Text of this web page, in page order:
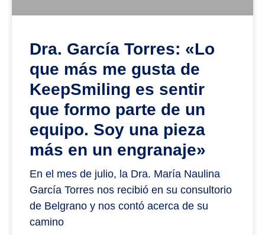
Dra. García Torres: «Lo
que más me gusta de
KeepSmiling es sentir
que formo parte de un
equipo. Soy una pieza
más en un engranaje»
En el mes de julio, la Dra. María Naulina
García Torres nos recibió en su consultorio
de Belgrano y nos contó acerca de su
camino